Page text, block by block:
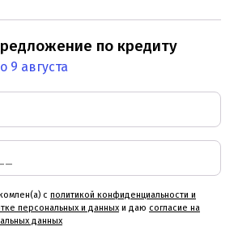
по кредиту
9 августа
с политикой конфиденциальности и
персональных и данных и даю согласие на
данных